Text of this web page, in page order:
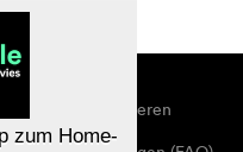
Registrieren/abonnieren
zum Home-